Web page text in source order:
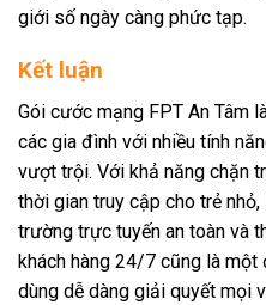
giới số ngày càng phức tạp.
Kết luận
Gói cước mạng FPT An Tâm
các gia đình với nhiều tính
vượt trội. Với khả năng chặn
thời gian truy cập cho trẻ
trường trực tuyến an toàn và
khách hàng 24/7 cũng là
dùng dễ dàng giải quyết mọi